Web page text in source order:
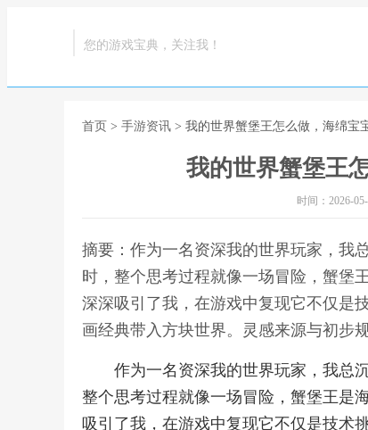
您的游戏宝典，关注我！
首页 > 手游资讯 > 我的世界蟹堡王怎么做，海绵宝
我的世界蟹堡王
时间：2026-
摘要：作为一名资深我的世界玩家，我
时，整个思考过程就像一场冒险，蟹堡
深深吸引了我，在游戏中复现它不仅是
画经典带入方块世界。灵感来源与初步
作为一名资深我的世界玩家，我总
整个思考过程就像一场冒险，蟹堡王是
吸引了我，在游戏中复现它不仅是技术